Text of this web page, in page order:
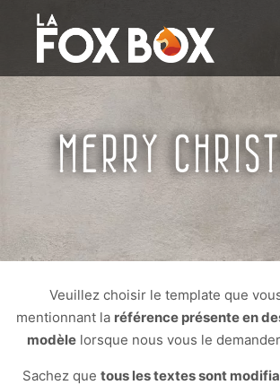
MERRY
Veuillez choisir le template que
mentionnant la référence présente en
modèlelorsque nous vous le
Sachez que tous les textes sont